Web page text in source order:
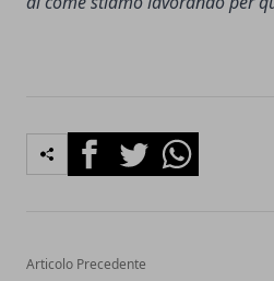
FacebookTwitterWhatsapp
Articolo Precedente